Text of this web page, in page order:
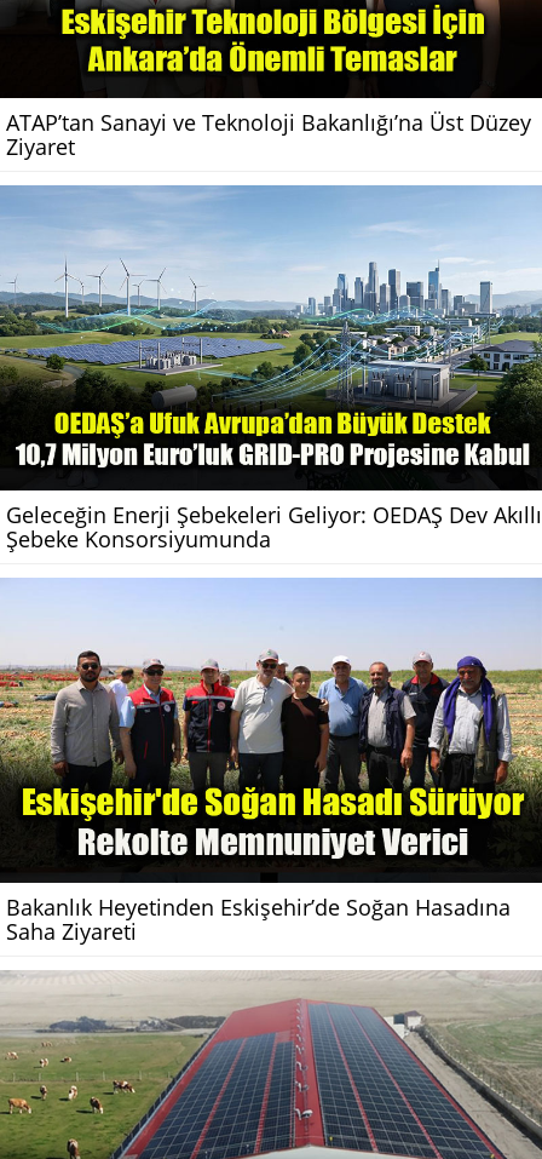
ATAP’tan Sanayi ve Teknoloji Bakanlığı’na Üst Düzey
Ziyaret
Geleceğin Enerji Şebekeleri Geliyor: OEDAŞ Dev Akıllı
Şebeke Konsorsiyumunda
Bakanlık Heyetinden Eskişehir’de Soğan Hasadına
Saha Ziyareti